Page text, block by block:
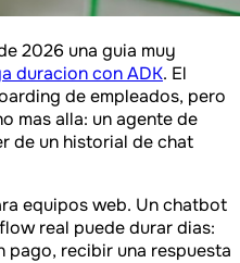
2026 una guia muy
duracion con ADK. El
de empleados, pero
mas alla: un agente de
de un historial de chat
equipos web. Un chatbot
real puede durar dias:
pago, recibir una respuesta